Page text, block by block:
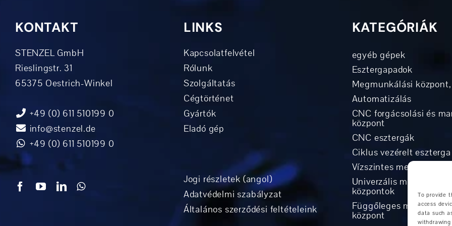
To provide
access
data such
KONTAKT
STENZEL GmbH
Rieslingstr. 31
65375 Oestrich-Winkel
+49 (0) 611 510199 0
info@stenzel.de
+49 (0) 611 510199 0
LINKS
Kapcsolatfelvétel
Rólunk
Szolgáltatás
Cégtörténet
Gyártók
Eladó gép
Jogi részletek (angol)
Adatvédelmi szabályzat
Általános szerződési feltételeink
KATEGÓRIÁK
egyéb gépek
Esztergapadok
Megmunkálási
Automatizálás
CNC forgácsolási és
központ
CNC esztergák
Ciklus vezérelt eszterga
Vízszintes
Univerzális megmunkáló
központok
Függőleges
központ